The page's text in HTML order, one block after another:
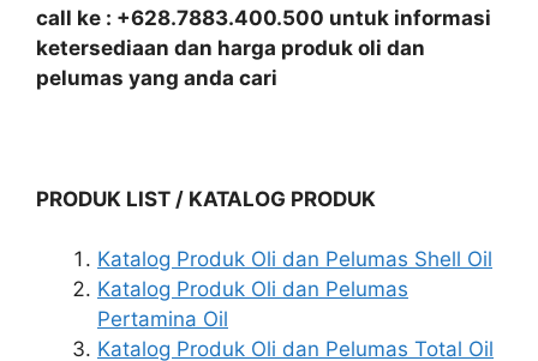
call ke : +628.7883.400.500 untuk informasi
ketersediaan dan harga produk oli dan
pelumas yang anda cari
PRODUK LIST / KATALOG PRODUK
Katalog Produk Oli dan Pelumas Shell Oil
Katalog Produk Oli dan Pelumas
Pertamina Oil
Katalog Produk Oli dan Pelumas Total Oil